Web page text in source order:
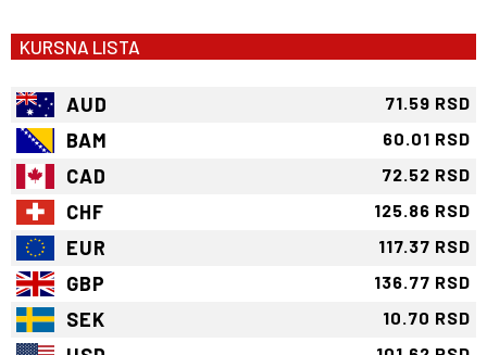
KURSNA LISTA
AUD 71.59 RSD
BAM 60.01 RSD
CAD 72.52 RSD
CHF 125.86 RSD
EUR 117.37 RSD
GBP 136.77 RSD
SEK 10.70 RSD